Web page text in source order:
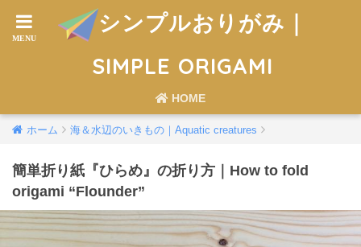
シンプルおりがみ｜
SIMPLE ORIGAMI
HOME
ホーム 海＆水辺のいきもの｜Aquatic creatures
簡単折り紙『ひらめ』の折り方｜How to fold
origami “Flounder”